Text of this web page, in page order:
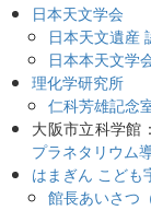
日本天文学会
日本天文遺産
日本本天文学
理化学研究所
仁科芳雄記念
大阪市立科学館
プラネタリウム
はまぎん こども
館長あいさつ